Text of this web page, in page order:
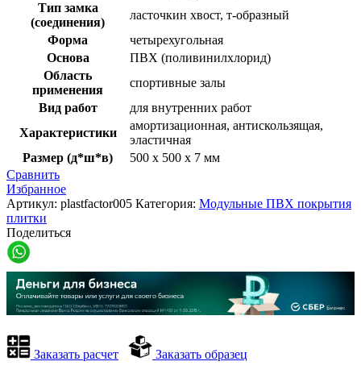
Тип замка
(соединения)
ласточкин хвост, т-образный
Форма
четырехугольная
Основа
ПВХ (поливинилхлорид)
Область
применения
спортивные залы
Вид работ
для внутренних работ
Характеристики
амортизационная, антискользящая,
эластичная
Размер (д*ш*в)
500 х 500 х 7 мм
Сравнить
Избранное
Артикул: plastfactor005 Категория: Модульные ПВХ покрытия
плитки
Поделиться
Заказать расчет Заказать образец